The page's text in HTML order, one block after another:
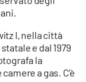
I, nella città
e dal 1979
la
a gas. C’è